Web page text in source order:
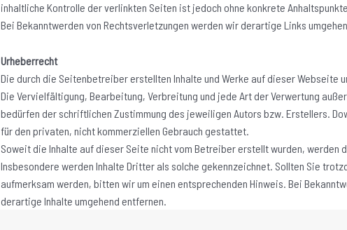
inhaltliche Kontrolle der verlinkten Seiten ist jedoch ohne konkrete
Bei Bekanntwerden von Rechtsverletzungen werden wir derartige Links
Urheberrecht
Die durch die Seitenbetreiber erstellten Inhalte und Werke auf dieser Webseite
Die Vervielfältigung, Bearbeitung, Verbreitung und jede Art der Verwertung
bedürfen der schriftlichen Zustimmung des jeweiligen Autors bzw. Erstellers.
für den privaten, nicht kommerziellen Gebrauch gestattet.
Soweit die Inhalte auf dieser Seite nicht vom Betreiber erstellt wurden, werden
Insbesondere werden Inhalte Dritter als solche gekennzeichnet. Sollten Sie
aufmerksam werden, bitten wir um einen entsprechenden Hinweis. Bei
derartige Inhalte umgehend entfernen.